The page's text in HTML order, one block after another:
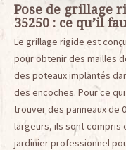
Pose de grillage
35250 : ce qu’il
Le grillage rigide est
pour obtenir des mailles
des poteaux implantés
des encoches. Pour ce
trouver des panneaux de
largeurs, ils sont compris
jardinier professionnel